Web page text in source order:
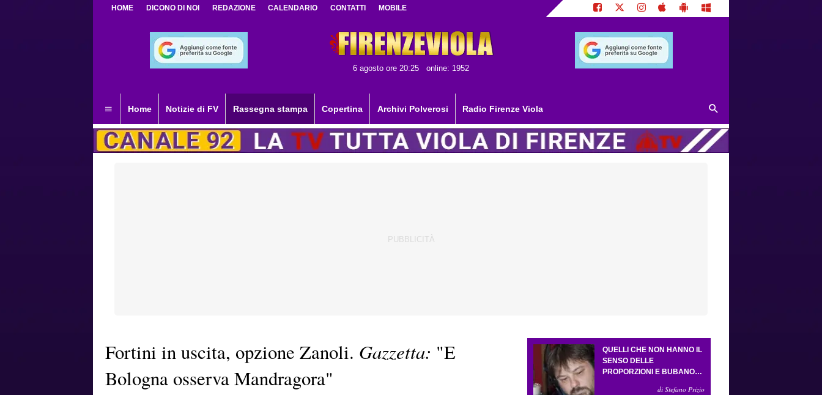
HOME DICONO DI NOI REDAZIONE CALENDARIO CONTATTI MOBILE
6 agosto ore 20:25 online: 1952
Home Notizie di FV Rassegna stampa Copertina Archivi Polverosi Radio Firenze Viola
Fortini in uscita, opzione Zanoli. Gazzetta: "E
Bologna osserva Mandragora"
QUELLI CHE NON HANNO IL
SENSO DELLE
PROPORZIONI E BUBANO
di Stefano Prizio